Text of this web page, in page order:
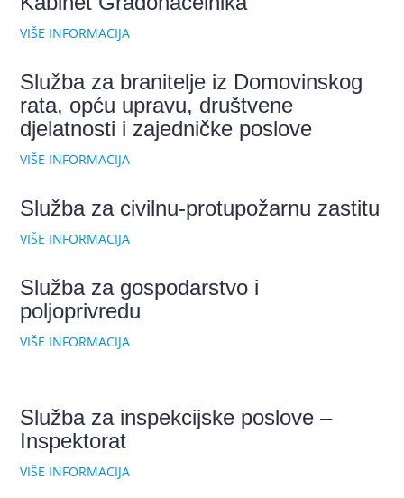
VIŠE INFORMACIJA
Služba za branitelje iz Domovinskog
rata, opću upravu, društvene
djelatnosti i zajedničke poslove
VIŠE INFORMACIJA
Služba za civilnu-protupožarnu zastitu
VIŠE INFORMACIJA
Služba za gospodarstvo i
poljoprivredu
VIŠE INFORMACIJA
Služba za inspekcijske poslove –
Inspektorat
VIŠE INFORMACIJA